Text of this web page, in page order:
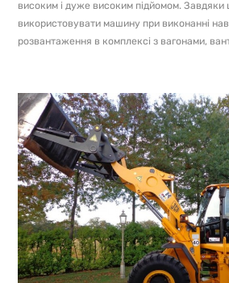
високим і дуже високим підйомом.
використовувати машину при виконанні
розвантаження в комплексі з вагонами,